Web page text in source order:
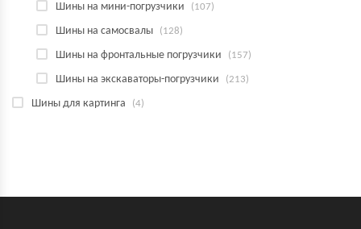
Шины на мини-погрузчики (107)
Шины на самосвалы (128)
Шины на фронтальные погрузчики (157)
Шины на экскаваторы-погрузчики (213)
Шины для картинга (4)